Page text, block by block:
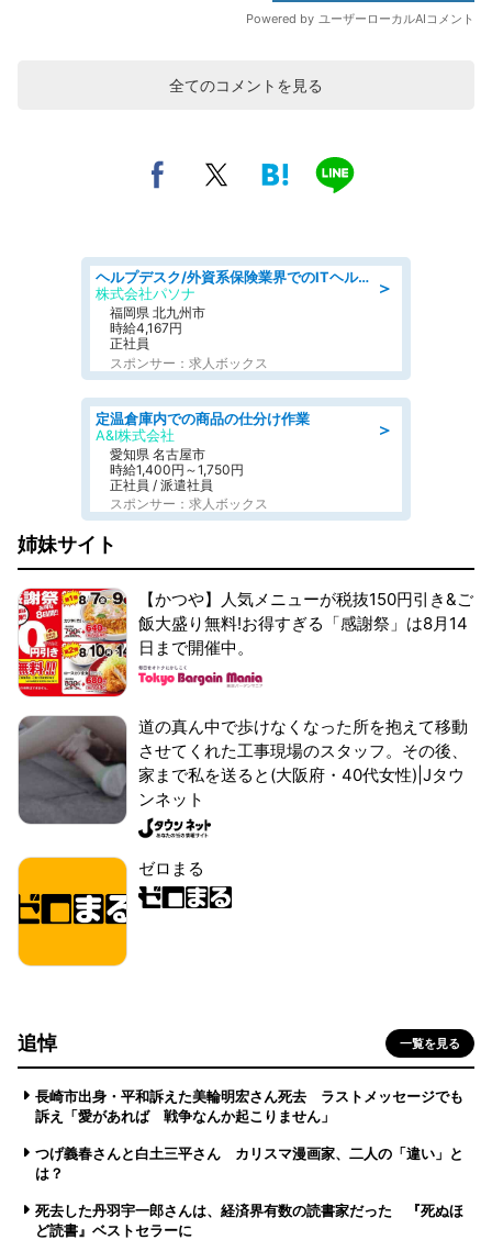
全てのコメントを見る
＞
ヘルプデスク/外資系保険業界でのITヘルプデスク業務/駅近/即日勤務可/ヘルプデスク
株式会社パソナ
福岡県 北九州市
時給4,167円
正社員
スポンサー：求人ボックス
＞
定温倉庫内での商品の仕分け作業
A&I株式会社
愛知県 名古屋市
時給1,400円～1,750円
正社員 / 派遣社員
スポンサー：求人ボックス
姉妹サイト
【かつや】人気メニューが税抜150円引き&ご
飯大盛り無料!お得すぎる「感謝祭」は8月14
日まで開催中。
道の真ん中で歩けなくなった所を抱えて移動
させてくれた工事現場のスタッフ。その後、
家まで私を送ると(大阪府・40代女性)|Jタウ
ンネット
ゼロまる
追悼 一覧を見る
長崎市出身・平和訴えた美輪明宏さん死去 ラストメッセージでも
訴え「愛があれば 戦争なんか起こりません」
つげ義春さんと白土三平さん カリスマ漫画家、二人の「違い」と
は？
死去した丹羽宇一郎さんは、経済界有数の読書家だった 『死ぬほ
ど読書』ベストセラーに